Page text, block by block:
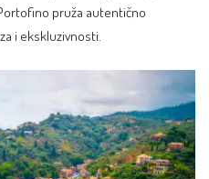
pruža autentično
i ekskluzivnosti.